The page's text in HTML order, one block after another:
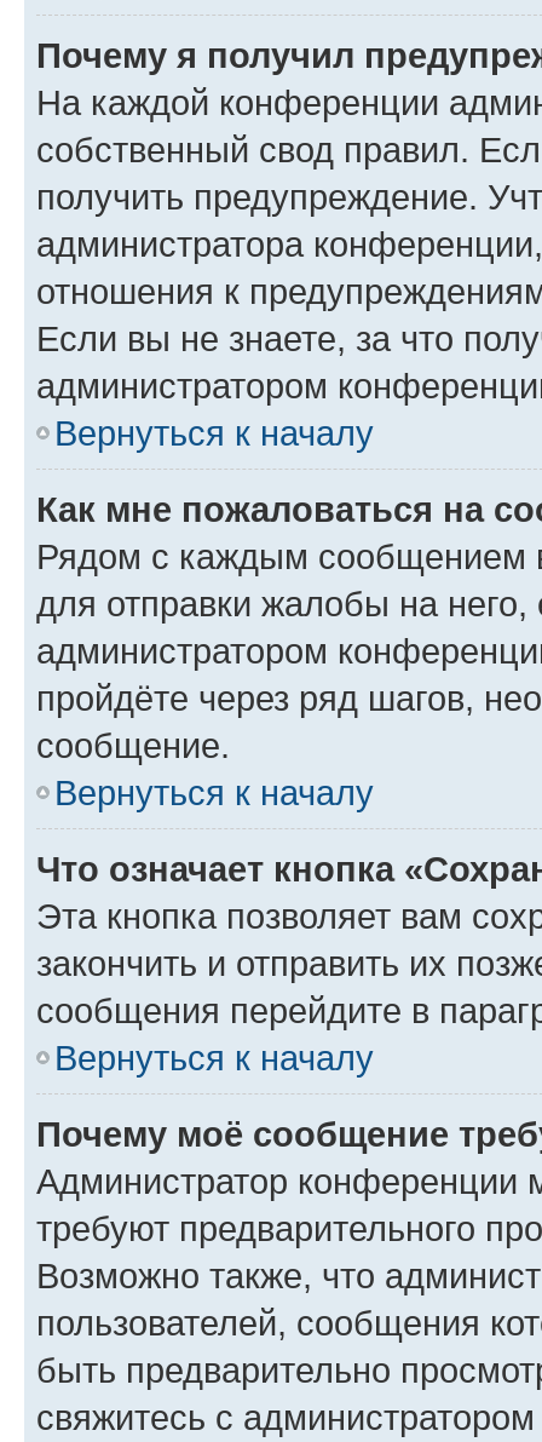
Почему я получил
На каждой конференции
собственный свод правил.
получить предупреждение.
администратора
отношения к
Если вы не знаете, за что
администратором
Вернуться к началу
Как мне пожаловаться на
Рядом с каждым сообщением
для отправки жалобы на
администратором
пройдёте через ряд шагов,
сообщение.
Вернуться к началу
Что означает кнопка
Эта кнопка позволяет вам
закончить и отправить их
сообщения перейдите в
Вернуться к началу
Почему моё сообщение
Администратор конференции
требуют предварительного
Возможно также, что
пользователей, сообщения
быть предварительно
свяжитесь с